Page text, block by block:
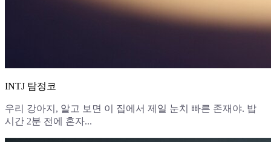
INTJ 탐정코
우리 강아지, 알고 보면 이 집에서 제일 눈치 빠른 존재야. 밥
시간 2분 전에 혼자...